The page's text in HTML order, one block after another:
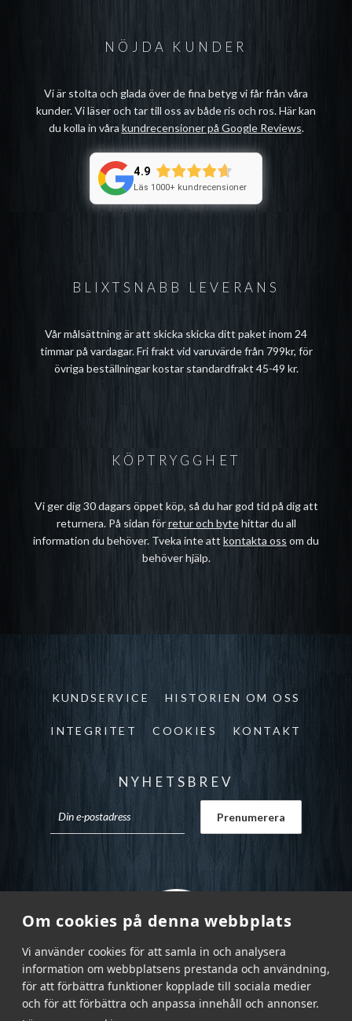
Om cookies på denna webbplats
Vi använder cookies för att samla in och analysera
information om webbplatsens prestanda och användning,
för att förbättra funktioner kopplade till sociala medier
och för att förbättra och anpassa innehåll och annonser.
BLIXTSNABB LEVERANS
Vår målsättning är att skicka skicka ditt paket inom 24
timmar på vardagar. Fri frakt vid varuvärde från 799kr, för
övriga beställningar kostar standardfrakt 45-49 kr.
NÖJDA KUNDER
Vi är stolta och glada över de fina betyg vi får från våra
kunder. Vi läser och tar till oss av både ris och ros. Här kan
du kolla in våra kundrecensioner på Google Reviews.
4.9
Läs 1000+ kundrecensioner
KÖPTRYGGHET
Vi ger dig 30 dagars öppet köp, så du har god tid på dig att
returnera. På sidan förretur och bytehittar du all
information du behöver. Tveka inte att kontakta oss om du
behöver hjälp.
KUNDSERVICE HISTORIEN OM OSS
INTEGRITET COOKIES KONTAKT
NYHETSBREV